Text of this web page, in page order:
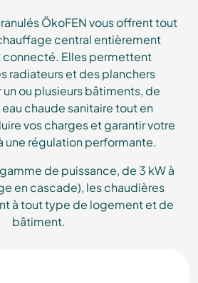
ÖkoFEN vous offrent tout
central entièrement
connecté. Elles permettent
radiateurs et des planchers
ou plusieurs bâtiments, de
chaude sanitaire tout en
vos charges et garantir votre
une régulation performante.
de puissance, de 3 kW à
en cascade), les chaudières
à tout type de logement et de
bâtiment.